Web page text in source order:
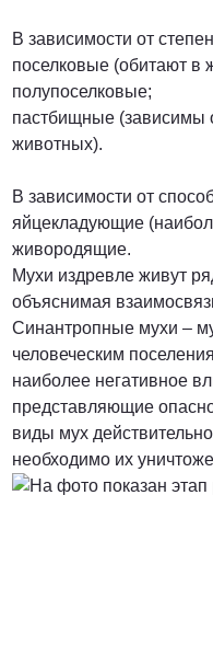
В зависимости от
поселковые (обитают в
полупоселковые;
пастбищные (зависимы
животных).
В зависимости от
яйцекладующие
живородящие.
Мухи издревле живут
объяснимая
Синантропные мухи –
человеческим
наиболее негативное
представляющие
виды мух
необходимо их